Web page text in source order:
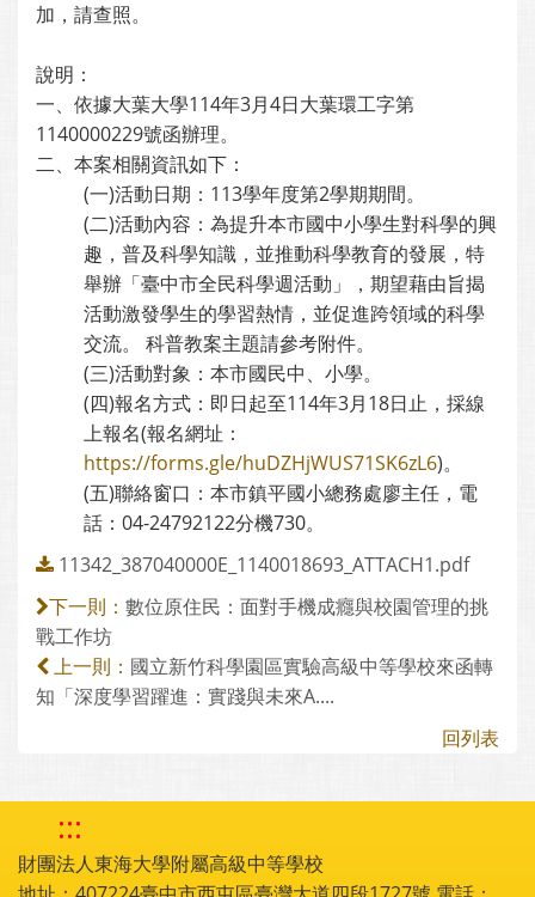
加，請查照。
說明：
一、依據大葉大學114年3月4日大葉環工字第
1140000229號函辦理。
二、本案相關資訊如下：
(一)活動日期：113學年度第2學期期間。
(二)活動內容：為提升本市國中小學生對科學的興
趣，普及科學知識，並推動科學教育的發展，特
舉辦「臺中市全民科學週活動」，期望藉由旨揭
活動激發學生的學習熱情，並促進跨領域的科學
交流。 科普教案主題請參考附件。
(三)活動對象：本市國民中、小學。
(四)報名方式：即日起至114年3月18日止，採線
上報名(報名網址：
https://forms.gle/huDZHjWUS71SK6zL6)。
(五)聯絡窗口：本市鎮平國小總務處廖主任，電
話：04-24792122分機730。
11342_387040000E_1140018693_ATTACH1.pdf
下一則： 數位原住民：面對手機成癮與校園管理的挑
戰工作坊
上一則： 國立新竹科學園區實驗高級中等學校來函轉
知「深度學習躍進：實踐與未來A....
回列表
:::
財團法人東海大學附屬高級中等學校